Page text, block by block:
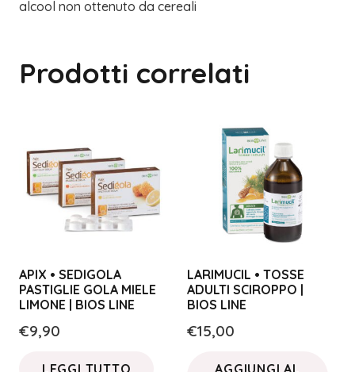
alcool non ottenuto da cereali
Prodotti correlati
APIX • SEDIGOLA
PASTIGLIE GOLA MIELE
LIMONE | BIOS LINE
€9,90
LEGGI TUTTO
LARIMUCIL • TOSSE
ADULTI SCIROPPO |
BIOS LINE
€15,00
AGGIUNGI AL